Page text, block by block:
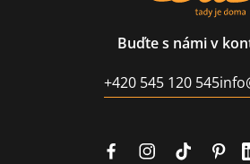
Buďte s námi v
+420 545 120 545